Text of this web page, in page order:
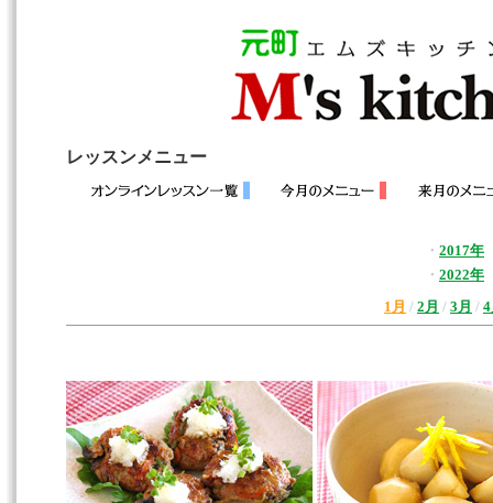
レッスンメニュー
・ 2017年
・ 2022年
1月 / 2月 / 3月 /